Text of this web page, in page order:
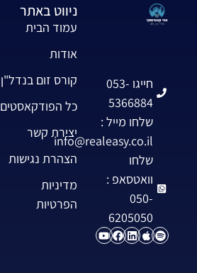
חייגו 053-
5366884
שלחו מייל :
info@realeasy.co.il
שלחו
וואטסאפ :
050-
6205050
ניווט באתר
עמוד הבית
אודות
קורס זום בנדל"ן
כל הפודקאסטים
יצירת קשר
הצהרת נגישות
מדיניות
הפרטיות